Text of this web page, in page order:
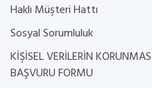
Haklı Müşteri Hattı
Sosyal Sorumluluk
KİŞİSEL VERİLERİN
BAŞVURU FORMU